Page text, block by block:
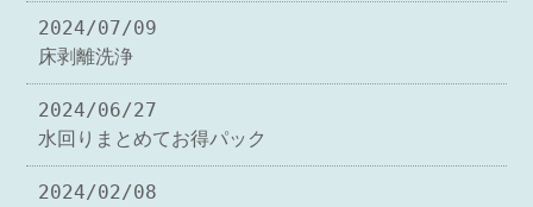
2024/07/09
床剥離洗浄
2024/06/27
水回りまとめてお得パック
2024/02/08